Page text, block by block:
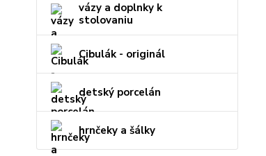
vázy a doplnky k
stolovaniu
Cibulák - originál
detský porcelán
hrnčeky a šálky